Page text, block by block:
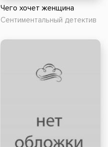
Чего хочет женщина
Сентиментальный детектив